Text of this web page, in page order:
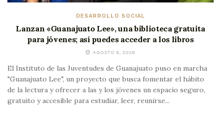
DESARROLLO SOCIAL
Lanzan «Guanajuato Lee», una biblioteca gratuita
para jóvenes; así puedes acceder a los libros
AGOSTO 6, 2026
El Instituto de las Juventudes de Guanajuato puso en marcha
"Guanajuato Lee", un proyecto que busca fomentar el hábito
de la lectura y ofrecer a las y los jóvenes un espacio seguro,
gratuito y accesible para estudiar, leer, reunirse...